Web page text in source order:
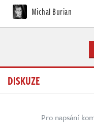
Michal Burian
DISKUZE
Pro napsání